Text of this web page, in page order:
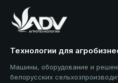
Технологии для
Машины, оборудование и
белорусских